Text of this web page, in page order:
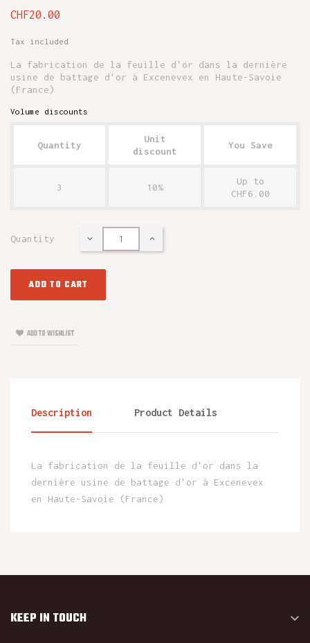
CHF20.00
Tax included
La fabrication de la feuille d'or dans la dernière
usine de battage d'or à Excenevex en Haute-Savoie
(France)
Volume discounts
Quantity
Unit
discount
You Save
3 10%
Up to
CHF6.00
Quantity
ADD TO CART
ADD TO WISHLIST
Description Product Details
La fabrication de la feuille d'or dans la
dernière usine de battage d'or à Excenevex
en Haute-Savoie (France)
KEEP IN TOUCH 